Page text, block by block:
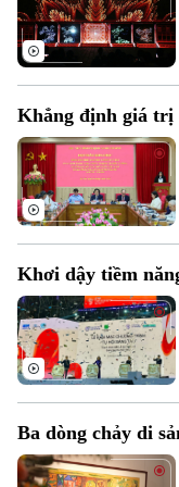
Khẳng định giá trị
Khơi dậy tiềm
Ba dòng chảy di